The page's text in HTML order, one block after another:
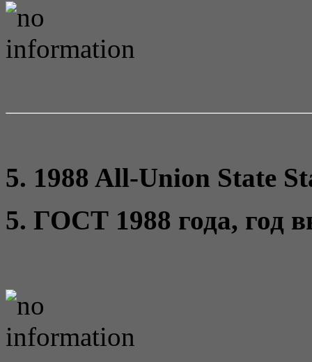
5. 1988 All-Union State
5. ГОСТ 1988 года, год